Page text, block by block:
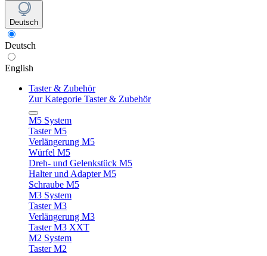
Deutsch
Deutsch
English
Taster & Zubehör
Zur Kategorie Taster & Zubehör
M5 System
Taster M5
Verlängerung M5
Würfel M5
Dreh- und Gelenkstück M5
Halter und Adapter M5
Schraube M5
M3 System
Taster M3
Verlängerung M3
Taster M3 XXT
M2 System
Taster M2